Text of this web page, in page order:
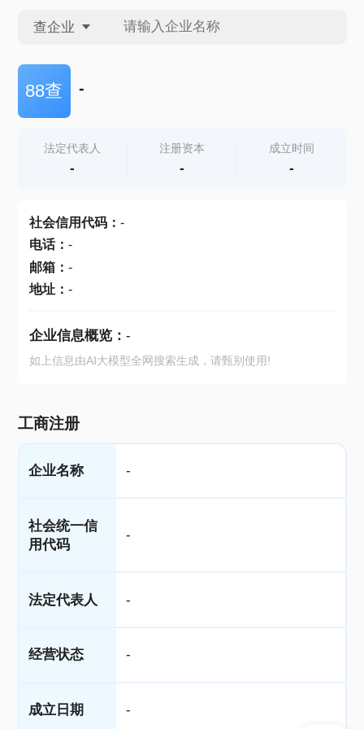
查企业
查企业
查产地
88查 -
法定代表人
-
注册资本
-
成立时间
-
社会信用代码： -
电话： -
邮箱： -
地址： -
企业信息概览： -
如上信息由AI大模型全网搜索生成，请甄别使用!
工商注册
企业名称 -
社会统一信
用代码
-
法定代表人 -
经营状态 -
成立日期 -